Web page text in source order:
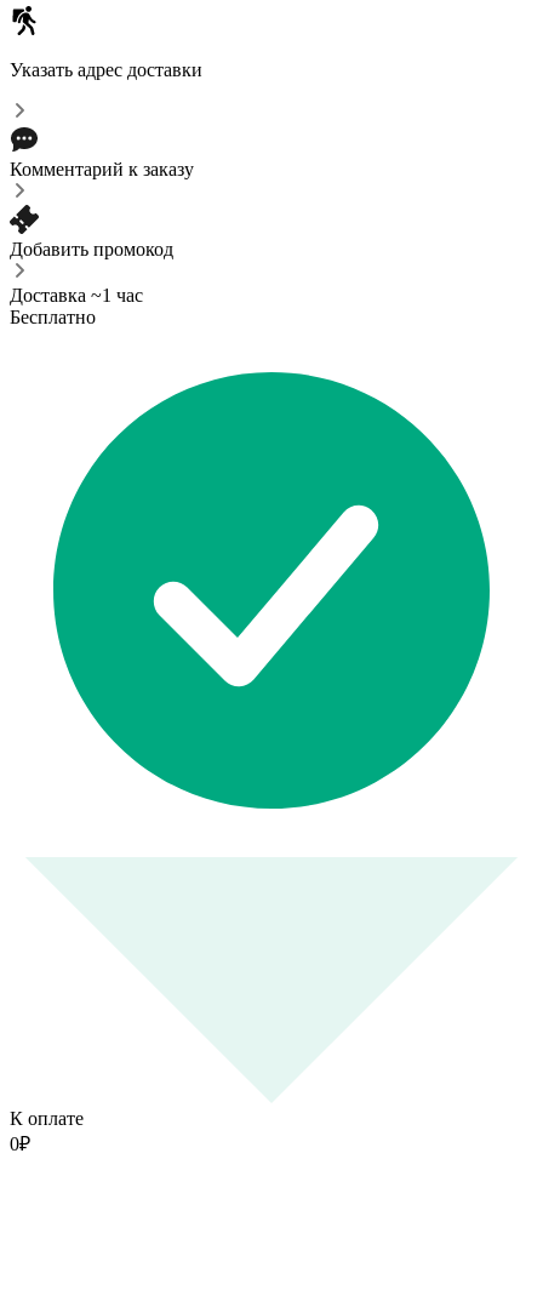
Указать адрес доставки
Комментарий к заказу
Добавить промокод
Доставка ~1 час
Бесплатно
К оплате
0₽